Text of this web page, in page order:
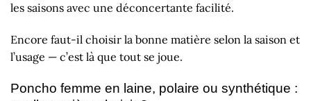
les saisons avec une déconcertante facilité.
Encore faut-il choisir la bonne matière selon la saison et
l’usage — c’est là que tout se joue.
Poncho femme en laine, polaire ou synthétique :